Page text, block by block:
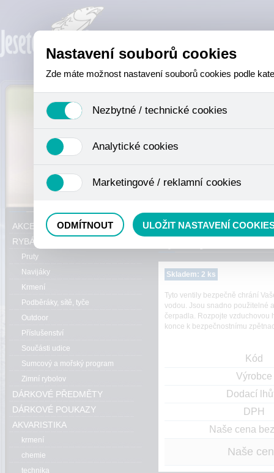
Právě se nacházíte:
Skladem: 2 ks
Tyto ventily bezpečně chrání
vodou. Jsou snadno použitelné
čerpadla. Rozpojte vzduchovou
konce k bezpečnostnímu
Kód
Výrobce
Dodací
DPH
Naše cena
Naše
AKCE, SLEVY, VÝPRODEJ
RYBÁŘSKÝ SORTIMENT
Pruty
Navijáky
Krmení
Podběráky, sítě, tyče
Outdoor
Příslušenství
Součásti udice
Sumcový a mořský program
Zimní rybolov
DÁRKOVÉ PŘEDMĚTY
DÁRKOVÉ POUKAZY
AKVARISTIKA
krmení
chemie
technika
Nastavení souborů cookies
Zde máte možnost nastavení souborů cookies podle
Nezbytné / technické cookies
se mimo jiné k ukládání produktů v nákupním košíku,
není zapotřebí Váš souhlas a není možné jej ani odebrat.
Analytické cookies
nejedná o osobní údaje, protože anonymizované cookies
odkazy, prohlížené zboží apod.
Marketingové / reklamní cookies
ODMÍTNOUT ULOŽIT NASTAVENÍ